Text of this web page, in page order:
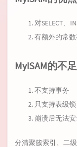
对SELECT、
有额外的常
MyISAM的不足
不支持事务
只支持表级锁
崩溃后无法
分清聚簇索引、二